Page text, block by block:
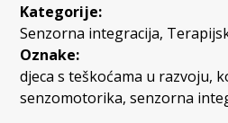
Kategorije:
Senzorna integracija,
Oznake:
djeca s teškoćama u razvoju,
senzomotorika,senzorna